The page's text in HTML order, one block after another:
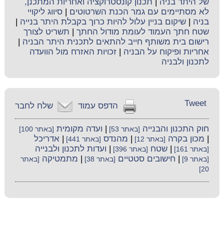
לא מסתיימים עם גמר הכנת השרטוטים |סיווג ליקויי
בניה |שיקום בניין עלול להיות כרוך בקבלת היתר בנייה
שטח חתך העמוד לעומת מודול החתך
תשריט לצורך
רישום בית משותף חייב להתאים לתכנית היתר הבניה
אחריות ופיקוח על הבניה |זכויות האזרח מול הוועדה
לתכנון ולבניה
שלח לחבר הדפס עמוד Tweet
חוק התכנון והבנייה [באתר 53] ועדה מקומית [באתר 100]
מכון בקרה [באתר 12] מהנדס [באתר 441] |אדריכל
[באתר 161] |שטח [באתר 396] ועדות לתכנון ולבנייה
[באתר 9] חישובים סטטיים [באתר 38] מתמטיקה [באתר
20]